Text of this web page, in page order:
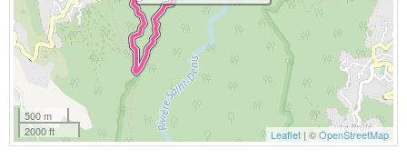
500 m
2000 ft
Leaflet | ©OpenStreetMap